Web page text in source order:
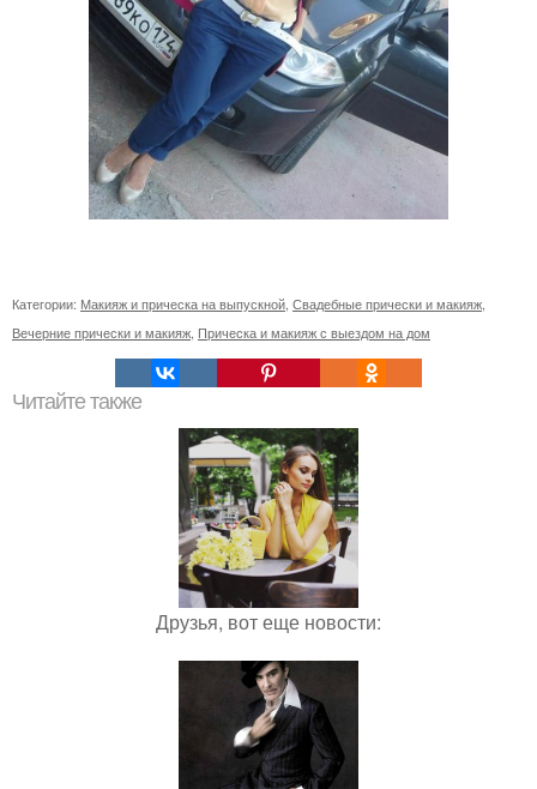
Категории: Макияж и прическа на выпускной Свадебные прически и макияж
Вечерние прически и макияж Прическа и макияж с выездом на дом
Читайте также
Друзья, вот еще новости: